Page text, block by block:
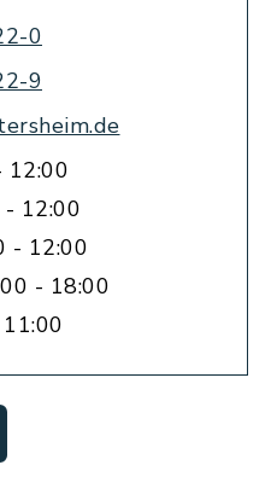
0
9
12:00
12:00
- 12:00
- 18:00